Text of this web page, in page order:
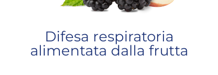
Difesa respiratoria
alimentata dalla frutta